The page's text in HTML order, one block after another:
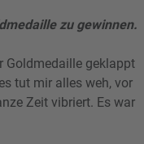
zu gewinnen.
Goldmedaille geklappt
tut mir alles weh, vor
Zeit vibriert. Es war